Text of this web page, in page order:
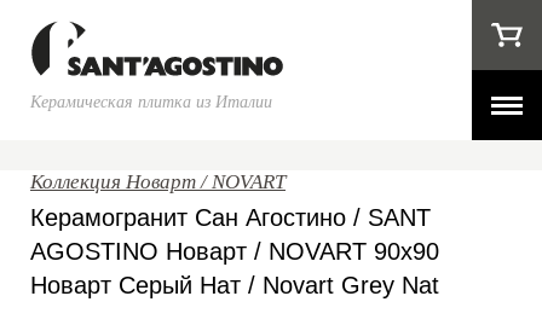
Керамическая плитка из Италии
Коллекция Новарт / NOVART
Керамогранит Сан Агостино / SANT
AGOSTINO Новарт / NOVART 90x90
Новарт Серый Нат / Novart Grey Nat